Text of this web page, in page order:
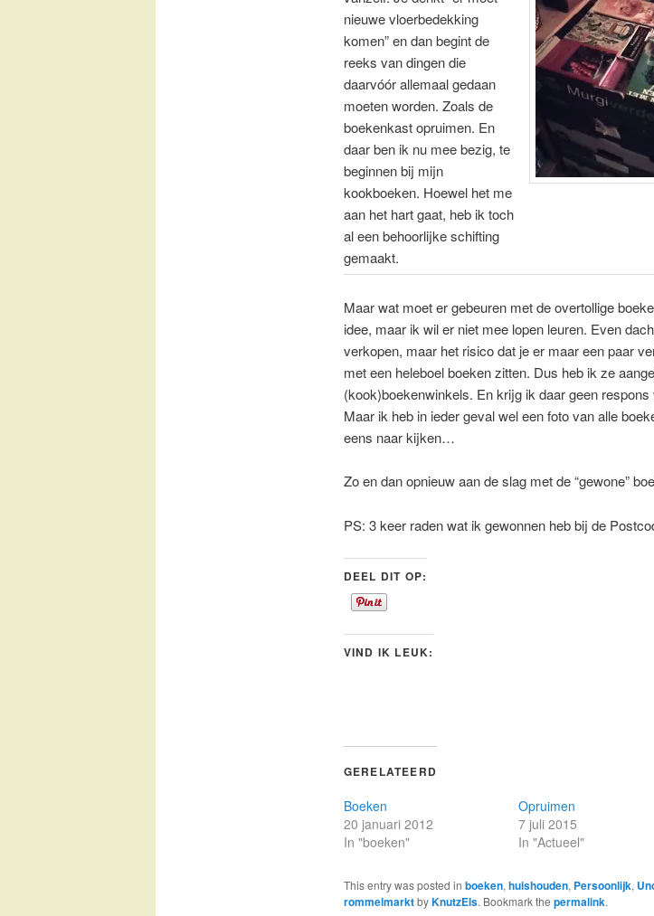
nieuwe vloerbedekking
komen” en dan begint de
reeks van dingen die
daarvóór allemaal gedaan
moeten worden. Zoals de
boekenkast opruimen. En
daar ben ik nu mee bezig, te
beginnen bij mijn
kookboeken. Hoewel het me
aan het hart gaat, heb ik toch
al een behoorlijke schifting
gemaakt.
Maar wat moet er gebeuren met de overtollige
idee, maar ik wil er niet mee lopen leuren. Even
verkopen, maar het risico dat je er maar een paar
met een heleboel boeken zitten. Dus heb ik ze
(kook)boekenwinkels. En krijg ik daar geen
Maar ik heb in ieder geval wel een foto van alle
eens naar kijken…
Zo en dan opnieuw aan de slag met de “gewone”
PS: 3 keer raden wat ik gewonnen heb bij de
DEEL DIT OP:
VIND IK LEUK:
GERELATEERD
Boeken
20 januari 2012
In "boeken"
Opruimen
7 juli 2015
In "Actueel"
This entry was posted in boeken, huishouden, Persoonlijk,
rommelmarktbyKnutzEls. Bookmark the permalink.